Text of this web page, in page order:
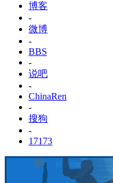
博客
-
微博
-
BBS
-
说吧
-
ChinaRen
-
搜狗
-
17173